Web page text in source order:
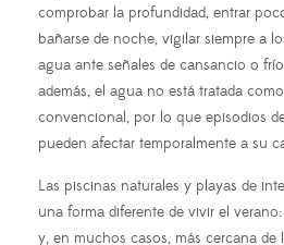
comprobar la profundidad, entrar
bañarse de noche, vigilar siempre a
agua ante señales de cansancio o
además, el agua no está tratada
convencional, por lo que episodios
pueden afectar temporalmente a su
Las piscinas naturales y playas de
una forma diferente de vivir el
y, en muchos casos, más cercana de